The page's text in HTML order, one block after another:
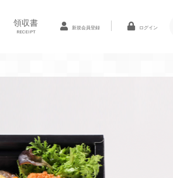
領収書
RECEIPT
新規会員登録 ログイン